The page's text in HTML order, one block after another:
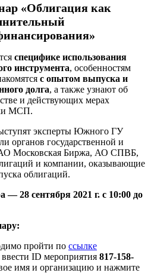
«Облигация как
специфике использования
инструмента, особенностям
с опытом выпуска и
долга, а также узнают об
и действующих мерах
МСП.
эксперты Южного ГУ
органов государственной и
Московская Биржа, АО СПВБ,
и компании, оказывающие
облигаций.
— 28 сентября 2021 г. с 10:00 до
пройти по ссылке
ID мероприятия 817-158-
имя и организацию и нажмите